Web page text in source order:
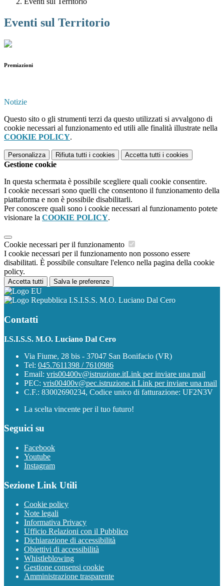
Eventi sul Territorio
Premiazioni
Notizie
Questo sito o gli strumenti terzi da questo utilizzati si avvalgono di
cookie necessari al funzionamento ed utili alle finalità illustrate nella
COOKIE POLICY.
Personalizza Rifiuta tutti i cookies Accetta tutti i cookies
Gestione cookie
In questa schermata è possibile scegliere quali cookie consentire.
I cookie necessari sono quelli che consentono il funzionamento della
piattaforma e non è possibile disabilitarli.
Per conoscere quali sono i cookie necessari al funzionamento potete
visionare la COOKIE POLICY.
Cookie necessari per il funzionamento
I cookie necessari per il funzionamento non possono essere
disabilitati. È possibile consultare l'elenco nella pagina della cookie
policy.
Accetta tutti Salva le preferenze
I.S.I.S.S. M.O. Luciano Dal Cero
Contatti
I.S.I.S.S. M.O. Luciano Dal Cero
Via Fiume, 28 bis - 37047 San Bonifacio (VR)
Tel: 045.7611398 / 7610986
Email: vris00400v@istruzione.itLink per inviare una mail
PEC: vris00400v@pec.istruzione.it Link per inviare una mail
C.F.: 83002690234, Codice unico di fatturazione: UF2N3V
La scelta vincente per il tuo futuro!
Seguici su
Facebook
Youtube
Instagram
Sezione Link Utili
Cookie policy
Note legali
Informativa Privacy
Ufficio Relazioni con il Pubblico
Dichiarazione di accessibilità
Obiettivi di accessibilità
Whistleblowing
Gestione consensi cookie
Amministrazione trasparente